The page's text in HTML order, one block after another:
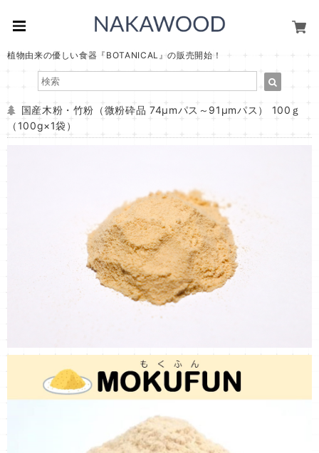
植物由来の優しい食器『BOTANICAL』の販売開始！
国産木粉・竹粉（微粉砕品 74μmパス～91μmパス） 100ｇ
（100g×1袋）